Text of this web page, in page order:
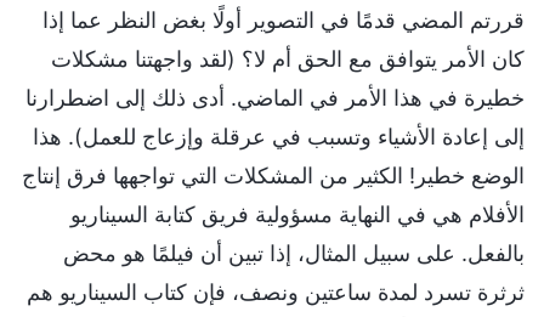
قررتم المضي قدمًا في التصوير أولًا بغض النظر عما إذا
كان الأمر يتوافق مع الحق أم لا؟ (لقد واجهتنا مشكلات
خطيرة في هذا الأمر في الماضي. أدى ذلك إلى اضطرارنا
إلى إعادة الأشياء وتسبب في عرقلة وإزعاج للعمل). هذا
الوضع خطير! الكثير من المشكلات التي تواجهها فرق إنتاج
الأفلام هي في النهاية مسؤولية فريق كتابة السيناريو
بالفعل. على سبيل المثال، إذا تبين أن فيلمًا هو محض
ثرثرة تسرد لمدة ساعتين ونصف، فإن كتاب السيناريو هم